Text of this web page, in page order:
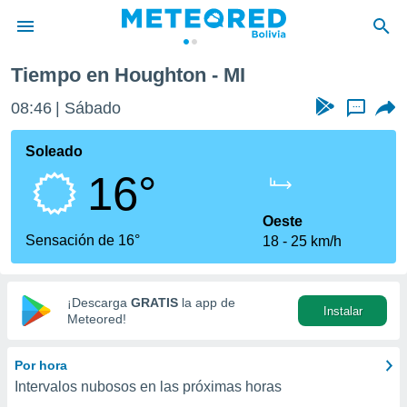
de
ha
calidad.
a este
las
y
digital
basada
Tiempo en Houghton - MI
08:46 Sábado ...
Soleado
16°
Sensación de 16°
Oeste
18
25 km/h
¡Descarga GRATIS la app de
Meteored!
Instalar
Por hora
Intervalos nubosos en las próximas horas